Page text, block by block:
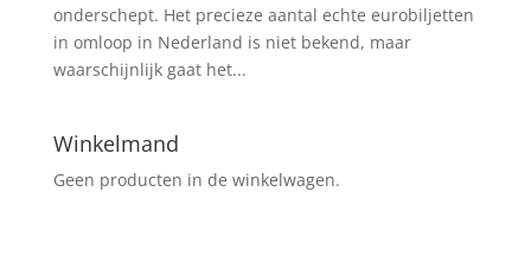
onderschept. Het precieze aantal echte eurobiljetten
in omloop in Nederland is niet bekend, maar
waarschijnlijk gaat het...
Winkelmand
Geen producten in de winkelwagen.